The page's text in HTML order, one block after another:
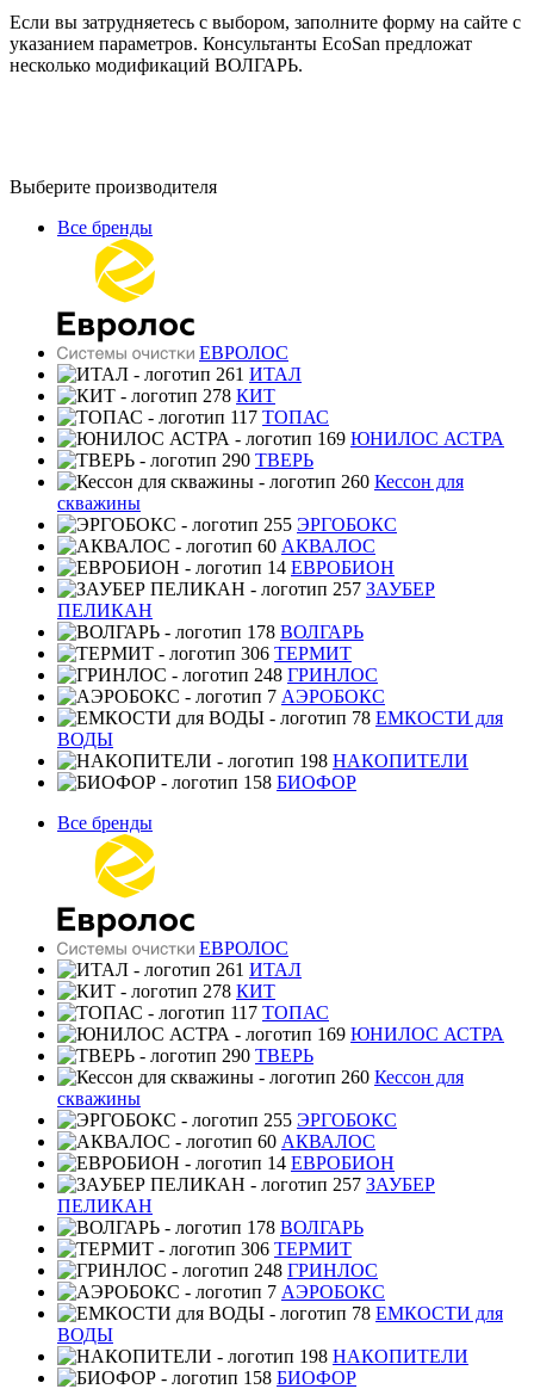
Если вы затрудняетесь с выбором, заполните форму на сайте с
указанием параметров. Консультанты EcoSan предложат
несколько модификаций ВОЛГАРЬ.
Выберите производителя
Все бренды
ЕВРОЛОС
ИТАЛ
КИТ
ТОПАС
ЮНИЛОС АСТРА
ТВЕРЬ
Кессон для
скважины
ЭРГОБОКС
АКВАЛОС
ЕВРОБИОН
ЗАУБЕР
ПЕЛИКАН
ВОЛГАРЬ
ТЕРМИТ
ГРИНЛОС
АЭРОБОКС
ЕМКОСТИ для
ВОДЫ
НАКОПИТЕЛИ
БИОФОР
Все бренды
ЕВРОЛОС
ИТАЛ
КИТ
ТОПАС
ЮНИЛОС АСТРА
ТВЕРЬ
Кессон для
скважины
ЭРГОБОКС
АКВАЛОС
ЕВРОБИОН
ЗАУБЕР
ПЕЛИКАН
ВОЛГАРЬ
ТЕРМИТ
ГРИНЛОС
АЭРОБОКС
ЕМКОСТИ для
ВОДЫ
НАКОПИТЕЛИ
БИОФОР